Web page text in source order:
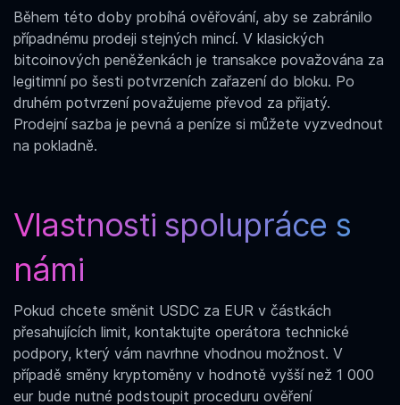
Během této doby probíhá ověřování, aby se zabránilo
případnému prodeji stejných mincí. V klasických
bitcoinových peněženkách je transakce považována za
legitimní po šesti potvrzeních zařazení do bloku. Po
druhém potvrzení považujeme převod za přijatý.
Prodejní sazba je pevná a peníze si můžete vyzvednout
na pokladně.
Vlastnosti spolupráce s
námi
Pokud chcete směnit USDC za EUR v částkách
přesahujících limit, kontaktujte operátora technické
podpory, který vám navrhne vhodnou možnost. V
případě směny kryptoměny v hodnotě vyšší než 1 000
eur bude nutné podstoupit proceduru ověření